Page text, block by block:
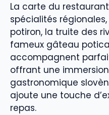
La carte du
spécialités
potiron, la truite des
fameux gâteau
accompagnent
offrant une
gastronomique
ajoute une touche
repas.